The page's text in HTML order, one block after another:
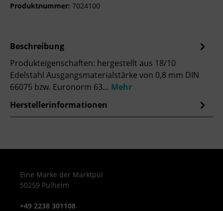
Produktnummer: 7024100
Beschreibung
Produkteigenschaften: hergestellt aus 18/10
Edelstahl Ausgangsmaterialstärke von 0,8 mm DIN
66075 bzw. Euronorm 63… Mehr
Herstellerinformationen
Eine Marke der Marktpul
50259 Pulheim
+49 2238 301108